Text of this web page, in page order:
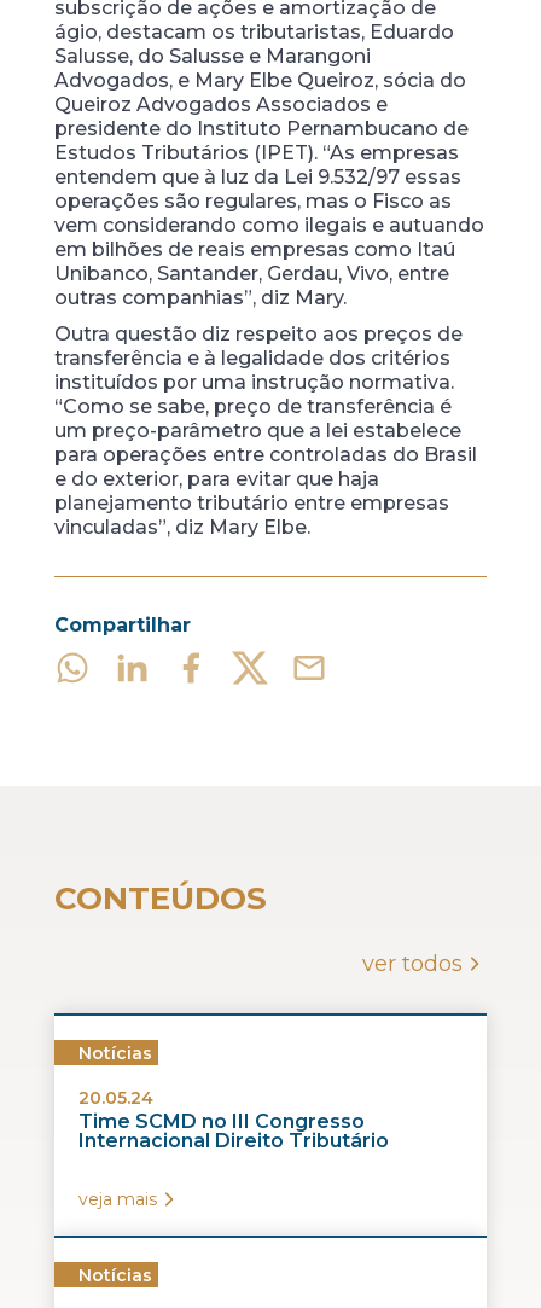
subscrição de ações e amortização de
ágio, destacam os tributaristas, Eduardo
Salusse, do Salusse e Marangoni
Advogados, e Mary Elbe Queiroz, sócia do
Queiroz Advogados Associados e
presidente do Instituto Pernambucano de
Estudos Tributários (IPET). “As empresas
entendem que à luz da Lei 9.532/97 essas
operações são regulares, mas o Fisco as
vem considerando como ilegais e autuando
em bilhões de reais empresas como Itaú
Unibanco, Santander, Gerdau, Vivo, entre
outras companhias”, diz Mary.
Outra questão diz respeito aos preços de
transferência e à legalidade dos critérios
instituídos por uma instrução normativa.
“Como se sabe, preço de transferência é
um preço-parâmetro que a lei estabelece
para operações entre controladas do Brasil
e do exterior, para evitar que haja
planejamento tributário entre empresas
vinculadas”, diz Mary Elbe.
Compartilhar
CONTEÚDOS
ver todos
Notícias
20.05.24
Time SCMD no III Congresso
Internacional Direito Tributário
veja mais
Notícias